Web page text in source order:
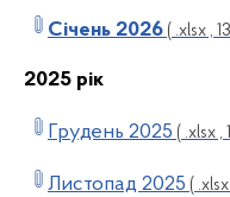
Січень 2026 ( .xlsx ,
2025 рік
Грудень 2025 ( .xlsx ,
Листопад 2025 (